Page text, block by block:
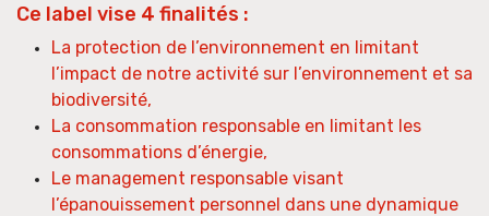
Ce label vise 4 finalités :
La protection de l’environnement en limitant
l’impact de notre activité sur l’environnement et sa
biodiversité,
La consommation responsable en limitant les
consommations d’énergie,
Le management responsable visant
l’épanouissement personnel dans une dynamique